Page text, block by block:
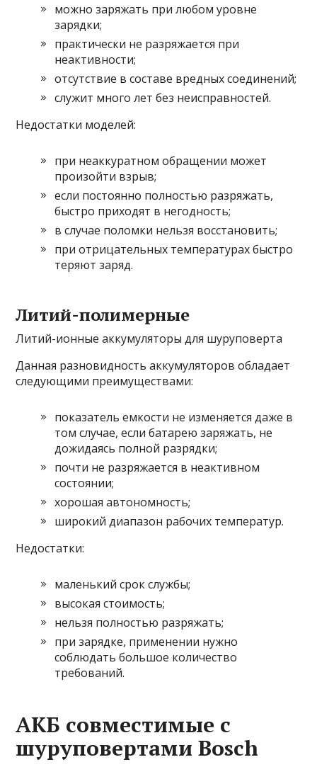
можно заряжать при любом уровне
зарядки;
практически не разряжается при
неактивности;
отсутствие в составе вредных соединений;
служит много лет без неисправностей.
Недостатки моделей:
при неаккуратном обращении может
произойти взрыв;
если постоянно полностью разряжать,
быстро приходят в негодность;
в случае поломки нельзя восстановить;
при отрицательных температурах быстро
теряют заряд.
Литий-полимерные
Литий-ионные аккумуляторы для шуруповерта
Данная разновидность аккумуляторов обладает
следующими преимуществами:
показатель емкости не изменяется даже в
том случае, если батарею заряжать, не
дожидаясь полной разрядки;
почти не разряжается в неактивном
состоянии;
хорошая автономность;
широкий диапазон рабочих температур.
Недостатки:
маленький срок службы;
высокая стоимость;
нельзя полностью разряжать;
при зарядке, применении нужно
соблюдать большое количество
требований.
АКБ совместимые с
шуруповертами Bosch